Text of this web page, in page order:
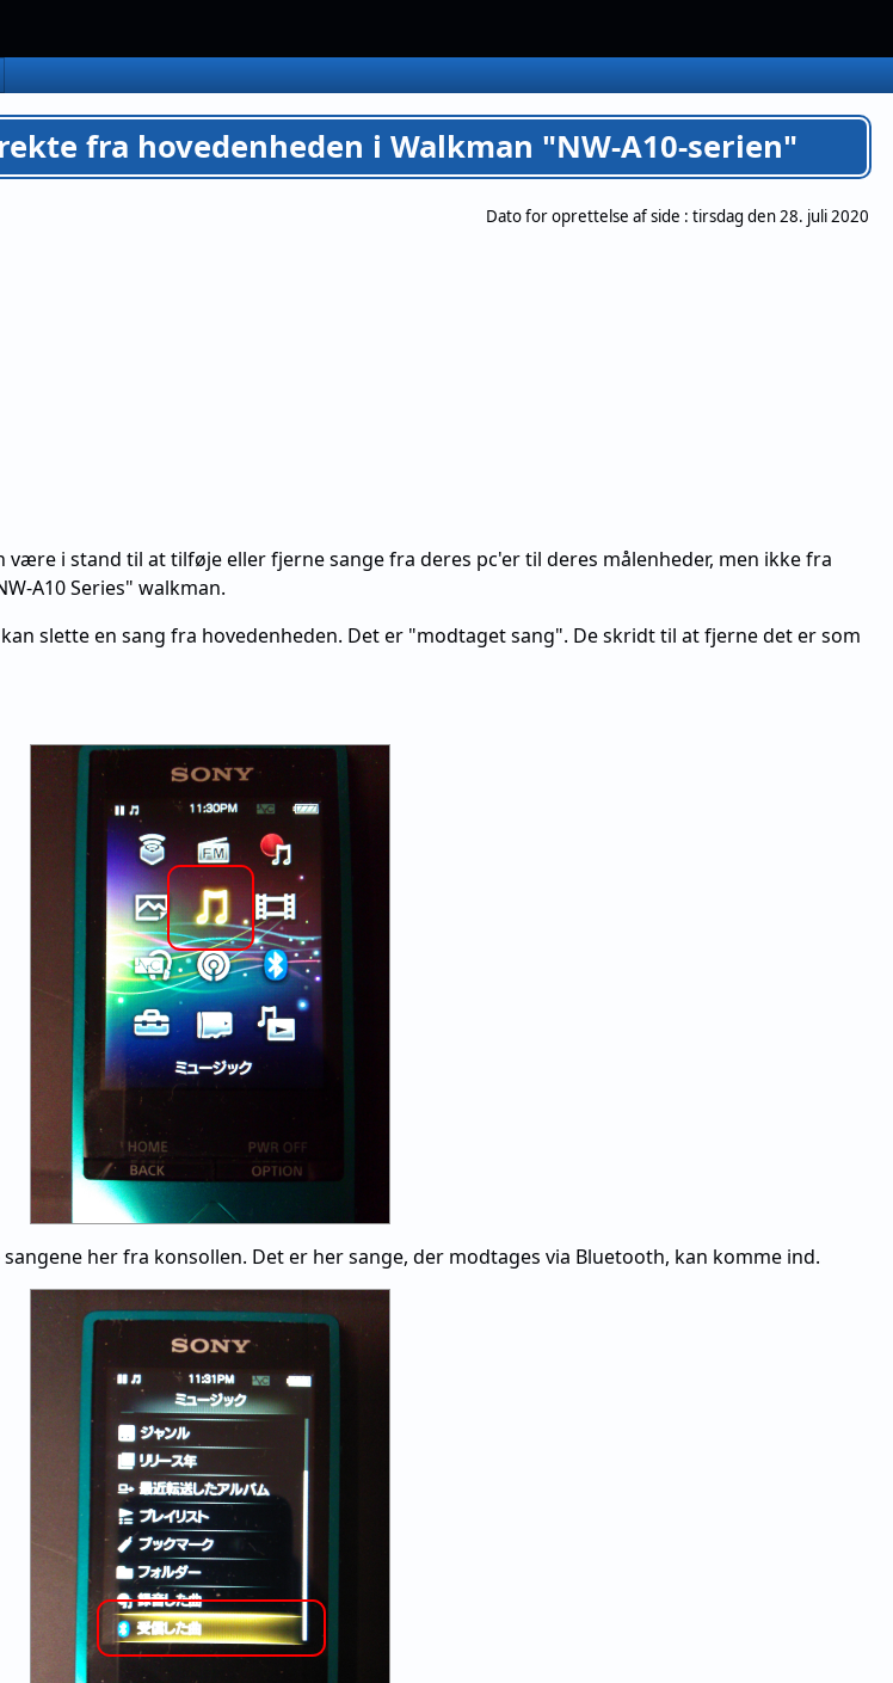
fra hovedenheden i Walkman "NW-A10-serien"
Dato for oprettelse af side : tirsdag den 28. juli 2020
i stand til at tilføje eller fjerne sange fra deres pc'er til deres målenheder, men ikke fra
A10 Series" walkman.
slette en sang fra hovedenheden. Det er "modtaget sang". De skridt til at fjerne det er som
her fra konsollen. Det er her sange, der modtages via Bluetooth, kan komme ind.